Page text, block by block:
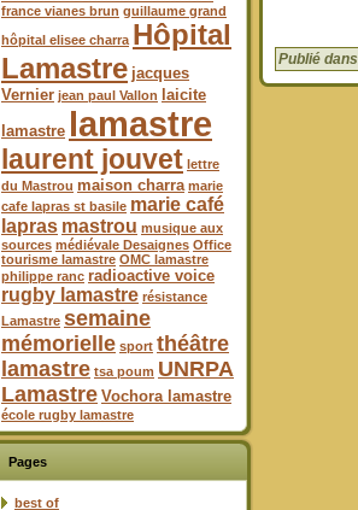
france vianes brun guillaume grand
hôpital elisee charra Hôpital
Lamastre jacques
Vernier jean paul Vallon
laicite
lamastre lamastre
laurent jouvet lettre
du Mastrou maison charra marie
cafe lapras st basile marie café
lapras mastrou musique aux
sources médiévale Desaignes Office
tourisme lamastre OMC lamastre
philippe ranc radioactive voice
rugby lamastre résistance
Lamastre semaine
mémorielle sport théâtre
lamastre tsa poum UNRPA
Lamastre Vochora lamastre
école rugby lamastre
Pages
best of
Publié dans